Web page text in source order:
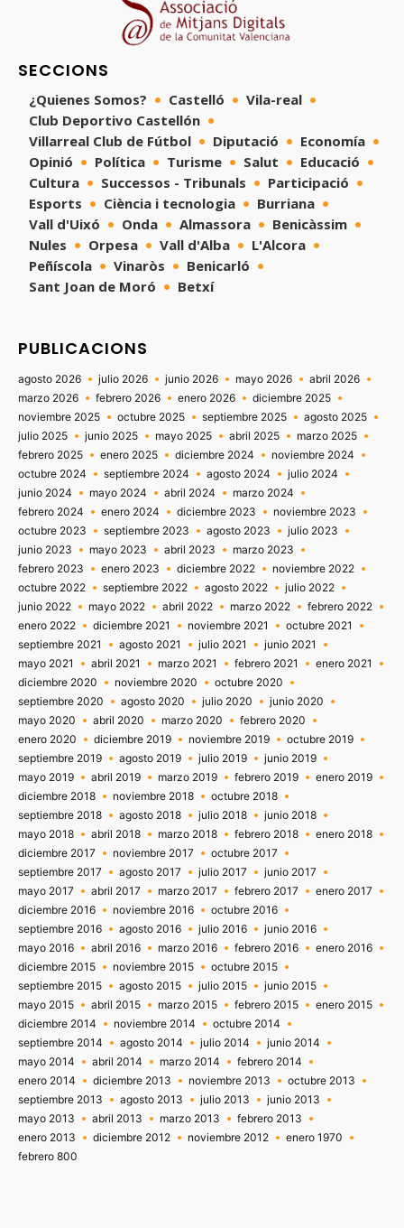
SECCIONS
¿Quienes Somos? Castelló
Vila-real
Club Deportivo Castellón
Villarreal Club de Fútbol
Diputació
Economía
Opinió
Política Turisme Salut
Educació
Cultura
Successos - Tribunals
Participació
Esports
Ciència i tecnologia
Burriana
Vall d'Uixó
Onda Almassora
Benicàssim
Nules
Orpesa Vall d'Alba
L'Alcora
Peñíscola
Vinaròs
Benicarló
Sant Joan de Moró
Betxí
PUBLICACIONS
agosto 2026 julio 2026 junio 2026 mayo 2026
abril 2026
marzo 2026
febrero 2026 enero 2026
diciembre 2025
noviembre 2025
octubre 2025 septiembre 2025
agosto 2025
julio 2025
junio 2025 mayo 2025 abril 2025
marzo 2025
febrero 2025
enero 2025 diciembre 2024
noviembre 2024
octubre 2024
septiembre 2024 agosto 2024
julio 2024
junio 2024
mayo 2024 abril 2024
marzo 2024
febrero 2024
enero 2024 diciembre 2023
noviembre 2023
octubre 2023
septiembre 2023 agosto 2023
julio 2023
junio 2023
mayo 2023 abril 2023
marzo 2023
febrero 2023
enero 2023 diciembre 2022
noviembre 2022
octubre 2022
septiembre 2022 agosto 2022
julio 2022
junio 2022
mayo 2022 abril 2022 marzo 2022
febrero 2022
enero 2022
diciembre 2021 noviembre 2021
octubre 2021
septiembre 2021
agosto 2021 julio 2021
junio 2021
mayo 2021
abril 2021 marzo 2021 febrero 2021
enero 2021
diciembre 2020
noviembre 2020
octubre 2020
septiembre 2020
agosto 2020 julio 2020
junio 2020
mayo 2020
abril 2020 marzo 2020
febrero 2020
enero 2020
diciembre 2019 noviembre 2019
octubre 2019
septiembre 2019
agosto 2019 julio 2019
junio 2019
mayo 2019
abril 2019 marzo 2019 febrero 2019
enero 2019
diciembre 2018
noviembre 2018
octubre 2018
septiembre 2018
agosto 2018 julio 2018
junio 2018
mayo 2018
abril 2018 marzo 2018 febrero 2018
enero 2018
diciembre 2017
noviembre 2017
octubre 2017
septiembre 2017
agosto 2017 julio 2017
junio 2017
mayo 2017
abril 2017 marzo 2017 febrero 2017
enero 2017
diciembre 2016
noviembre 2016
octubre 2016
septiembre 2016
agosto 2016 julio 2016
junio 2016
mayo 2016
abril 2016 marzo 2016 febrero 2016
enero 2016
diciembre 2015
noviembre 2015
octubre 2015
septiembre 2015
agosto 2015 julio 2015
junio 2015
mayo 2015
abril 2015 marzo 2015 febrero 2015
enero 2015
diciembre 2014
noviembre 2014
octubre 2014
septiembre 2014
agosto 2014 julio 2014
junio 2014
mayo 2014
abril 2014 marzo 2014
febrero 2014
enero 2014
diciembre 2013 noviembre 2013
octubre 2013
septiembre 2013
agosto 2013 julio 2013
junio 2013
mayo 2013
abril 2013 marzo 2013
febrero 2013
enero 2013
diciembre 2012 noviembre 2012
enero 1970
febrero 800